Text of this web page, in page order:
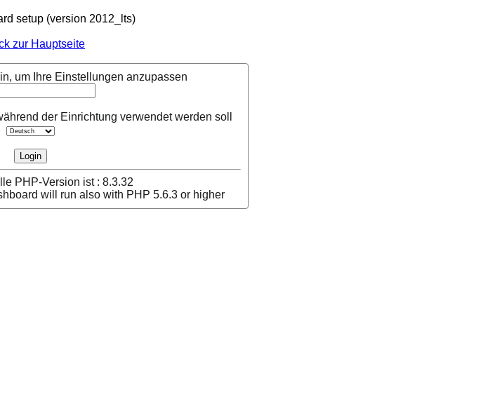
setup (version 2012_lts)
zur Hauptseite
um Ihre Einstellungen anzupassen
der Einrichtung verwendet werden soll
PHP-Version ist : 8.3.32
will run also with PHP 5.6.3 or higher